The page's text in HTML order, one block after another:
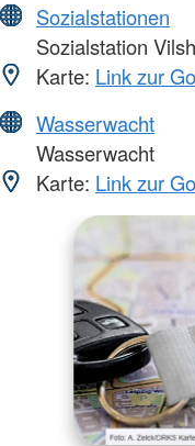
Sozialstationen
Sozialstation
Karte: Link zur
Wasserwacht
Wasserwacht
Karte: Link zur